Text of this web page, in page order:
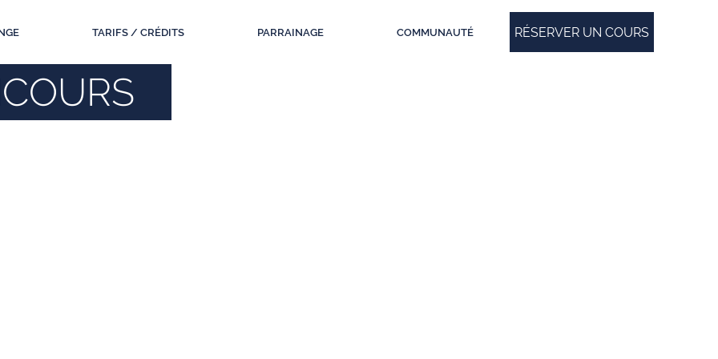
RÉSERVER UN COURS
TARIFS / CRÉDITS PARRAINAGE COMMUNAUTÉ